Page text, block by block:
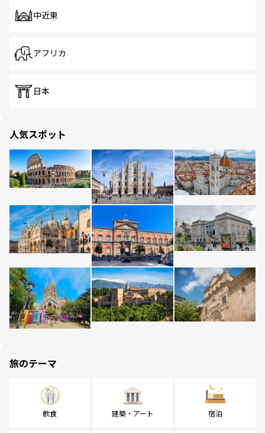
中近東
アフリカ
日本
人気スポット
旅のテーマ
飲食 建築・アート 宿泊